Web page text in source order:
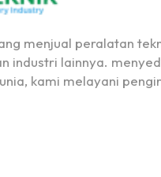
menjual peralatan
industri lainnya.
kami melayani